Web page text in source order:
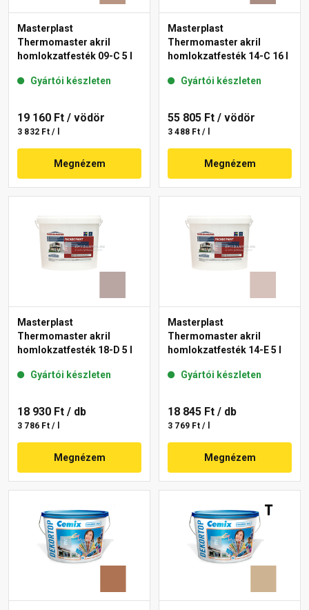
Masterplast
Thermomaster akril
homlokzatfesték 09-C 5 l
Gyártói készleten
19 160 Ft / vödör
3 832 Ft / l
Megnézem
Masterplast
Thermomaster akril
homlokzatfesték 14-C 16 l
Gyártói készleten
55 805 Ft / vödör
3 488 Ft / l
Megnézem
Masterplast
Thermomaster akril
homlokzatfesték 18-D 5 l
Gyártói készleten
18 930 Ft / db
3 786 Ft / l
Megnézem
Masterplast
Thermomaster akril
homlokzatfesték 14-E 5 l
Gyártói készleten
18 845 Ft / db
3 769 Ft / l
Megnézem